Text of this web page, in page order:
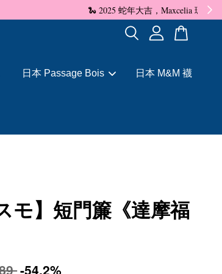
日本 Passage Bois 日本 M&M 襪
モ】短門簾《達摩福
-54.2%